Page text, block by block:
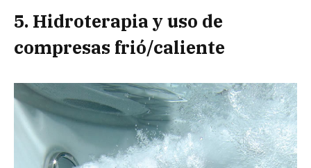
5. Hidroterapia y uso de
compresas frió/caliente